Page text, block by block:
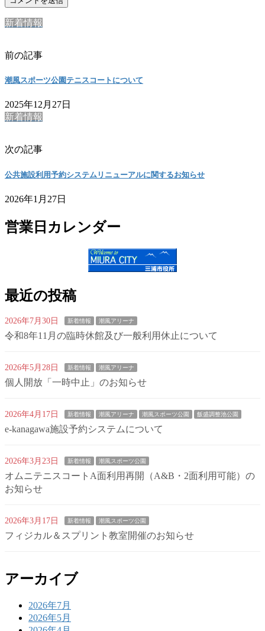
新着情報
前の記事
潮風スポーツ公園テニスコートについて
2025年12月27日
新着情報
次の記事
公共施設利用予約システムリニューアルに関するお知らせ
2026年1月27日
営業日カレンダー
最近の投稿
2026年7月30日 新着情報 潮風アリーナ
令和8年11月の臨時休館及び一般利用休止について
2026年5月28日 新着情報 潮風アリーナ
個人開放「一時中止」のお知らせ
2026年4月17日 新着情報 潮風アリーナ 潮風スポーツ公園 飯盛調整池公園
e-kanagawa施設予約システムについて
2026年3月23日 新着情報 潮風スポーツ公園
オムニテニスコートA面利用再開（A&B・2面利用可能）の
お知らせ
2026年3月17日 新着情報 潮風スポーツ公園
フィジカル＆スプリント教室開催のお知らせ
アーカイブ
2026年7月
2026年5月